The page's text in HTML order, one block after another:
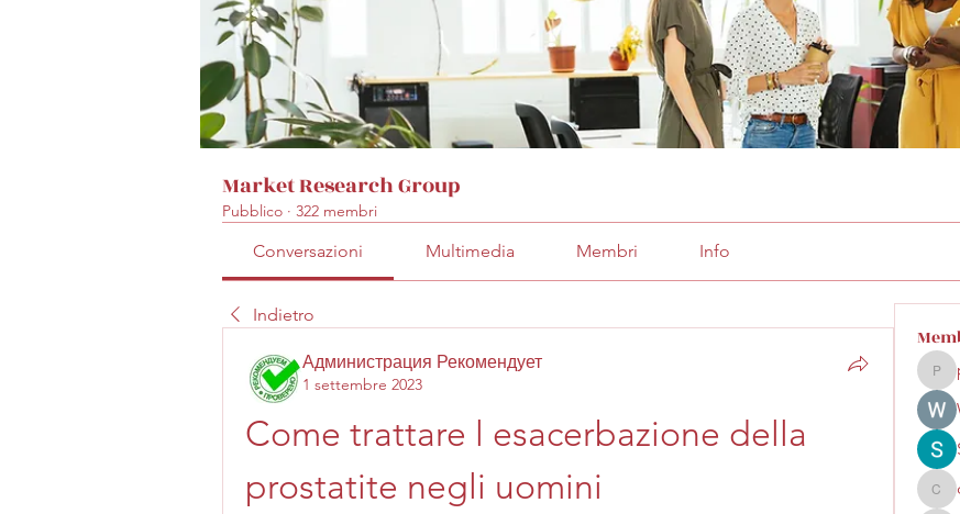
Market Research Group
Pubblico · 322 membri
Conversazioni Multimedia Membri Info
Indietro
Администрация Рекомендует
1 settembre 2023
Come trattare l esacerbazione della
prostatite negli uomini